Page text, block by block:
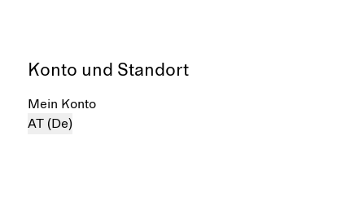
Konto und Standort
Mein Konto
AT (De)